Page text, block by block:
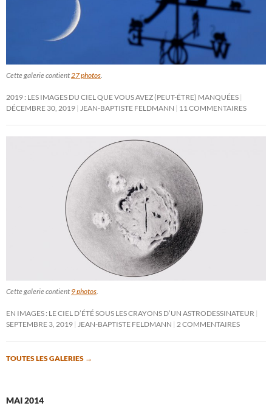
Cette galerie contient27 photos.
2019 : LES IMAGES DU CIEL QUE VOUS AVEZ (PEUT-ÊTRE) MANQUÉES
DÉCEMBRE 30, 2019 JEAN-BAPTISTE FELDMANN 11 COMMENTAIRES
Cette galerie contient 9 photos.
EN IMAGES : LE CIEL D’ÉTÉ SOUS LES CRAYONS D’UN ASTRODESSINATEUR
SEPTEMBRE 3, 2019 JEAN-BAPTISTE FELDMANN 2 COMMENTAIRES
TOUTES LES GALERIES →
MAI 2014